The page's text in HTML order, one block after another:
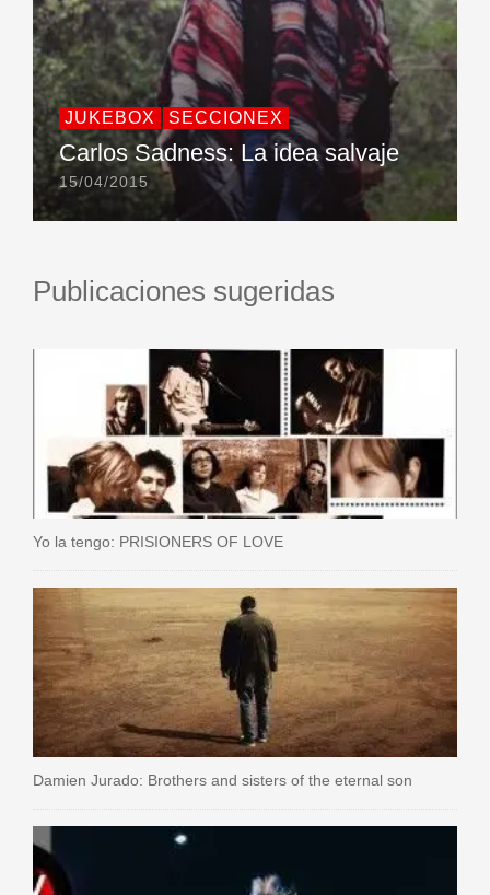
JUKEBOX SECCIONEX
Carlos Sadness: La idea salvaje
15/04/2015
Publicaciones sugeridas
Yo la tengo: PRISIONERS OF LOVE
Damien Jurado: Brothers and sisters of the eternal son